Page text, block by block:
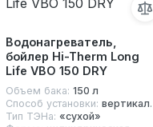
Водонагреватель,
бойлер Hi-Therm Long
Life VBO 150 DRY
Объем бака: 150 л
Способ установки: вертикальный
Тип ТЭНа: «сухой»